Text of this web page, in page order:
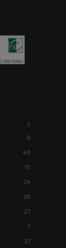
5
0
40
15
24
20
27
7
27